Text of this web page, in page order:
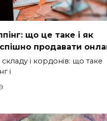
що це таке і як
продавати
складу і кордонів: що таке
і